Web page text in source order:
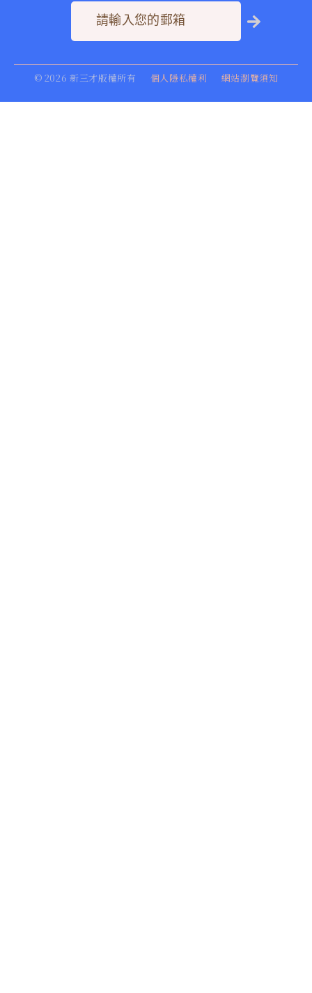
© 2026 新三才版權所有 個人隱私權利 網站瀏覽須知